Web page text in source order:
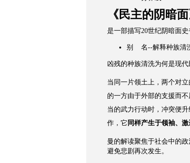
《民主的阴暗
是一部描写20世纪阴暗面
别 名--解释种族清
凶残的种族清洗为何是现代
当同一片领土上，两个对立
的一方由于外部的支援而
当的武力行动时，冲突便
作，它 同样产生于领袖、
曼的解读聚焦于社会中的
避免悲剧再次发生。